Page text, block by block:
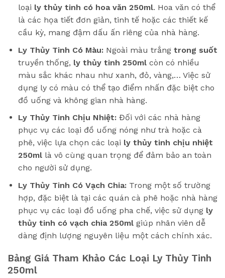
loại ly thủy tinh có hoa văn 250ml. Hoa văn có thể
là các họa tiết đơn giản, tinh tế hoặc các thiết kế
cầu kỳ, mang đậm dấu ấn riêng của nhà hàng.
Ly Thủy Tinh Có Màu:Ngoài màu trắng trong suốt
truyền thống, ly thủy tinh 250mlcòn có nhiều
màu sắc khác nhau như xanh, đỏ, vàng,… Việc sử
dụng ly có màu có thể tạo điểm nhấn đặc biệt cho
đồ uống và không gian nhà hàng.
Ly Thủy Tinh Chịu Nhiệt:Đối với các nhà hàng
phục vụ các loại đồ uống nóng như trà hoặc cà
phê, việc lựa chọn các loại ly thủy tinh chịu nhiệt
250mllà vô cùng quan trọng để đảm bảo an toàn
cho người sử dụng.
Ly Thủy Tinh Có Vạch Chia:Trong một số trường
hợp, đặc biệt là tại các quán cà phê hoặc nhà hàng
phục vụ các loại đồ uống pha chế, việc sử dụng ly
thủy tinh có vạch chia 250mlgiúp nhân viên dễ
dàng định lượng nguyên liệu một cách chính xác.
Bảng Giá Tham Khảo Các Loại Ly Thủy Tinh
250ml